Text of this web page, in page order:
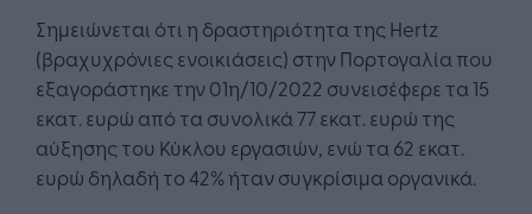
Σημειώνεται ότι η δραστηριότητα της Hertz
(βραχυχρόνιες ενοικιάσεις) στην Πορτογαλία που
εξαγοράστηκε την 01η/10/2022 συνεισέφερε τα 15
εκατ. ευρώ από τα συνολικά 77 εκατ. ευρώ της
αύξησης του Κύκλου εργασιών, ενώ τα 62 εκατ.
ευρώ δηλαδή το 42% ήταν συγκρίσιμα οργανικά.